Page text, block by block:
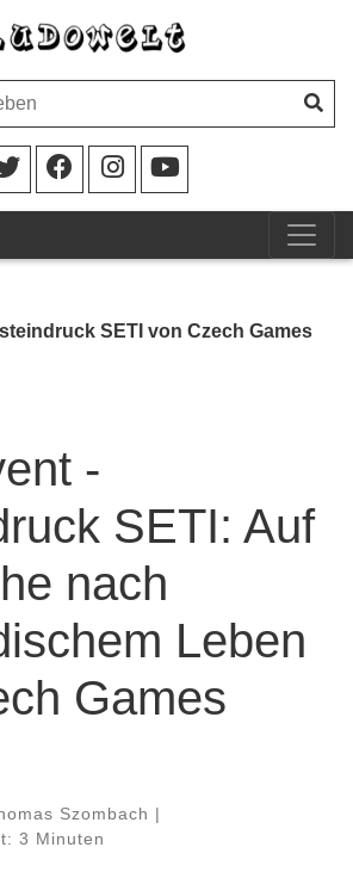
SETI von Czech Games
-
SETI: Auf
nach
Leben
Games
Szombach |
3 Minuten